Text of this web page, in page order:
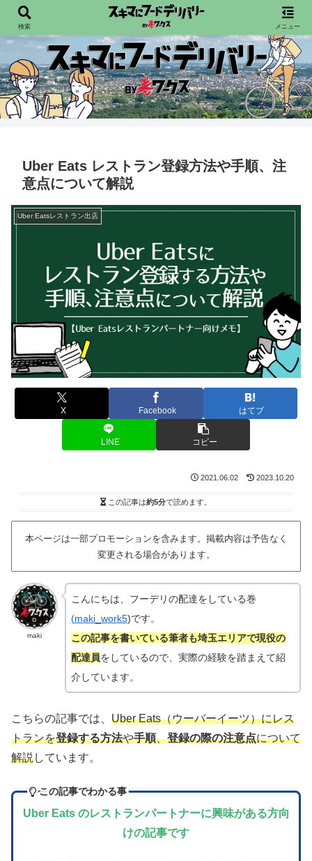
配達員向けフードデリバリー情報を発信宙
Uber Eats レストラン登録方法や手順、注
意点について解説
Uber Eatsレストラン出店
X Facebook はてブ
LINE コピー
2021.06.02 2023.10.20
この記事は約5分で読めます。
本ページは一部プロモーションを含みます。掲載内容は予告なく
変更される場合があります。
maki
こんにちは、フーデリの配達をしている巻
(maki_work5)です。
この記事を書いている筆者も埼玉エリアで現役の
配達員をしているので、実際の経験を踏まえて紹
介しています。
こちらの記事では、 Uber Eats（ウーバーイーツ）にレス
トランを登録する方法や手順、登録の際の注意点について
解説しています。
この記事でわかる事
Uber Eats のレストランパートナーに興味がある方向
けの記事です
検索 メニュー